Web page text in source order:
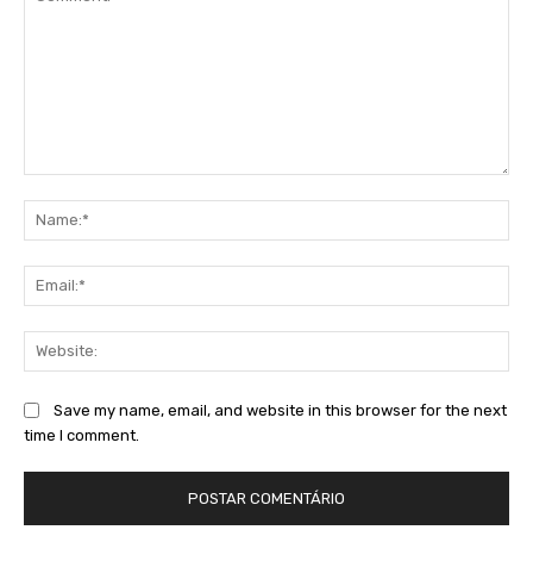
Save my name, email, and website in this browser for the next
time I comment.